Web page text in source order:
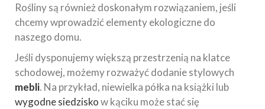
Rośliny są również doskonałym rozwiązaniem, jeśli
chcemy wprowadzić elementy ekologiczne do
naszego domu.
Jeśli dysponujemy większą przestrzenią na klatce
schodowej, możemy rozważyć dodanie stylowych
mebli. Na przykład, niewielka półka na książki lub
wygodne siedziskow kąciku może stać się